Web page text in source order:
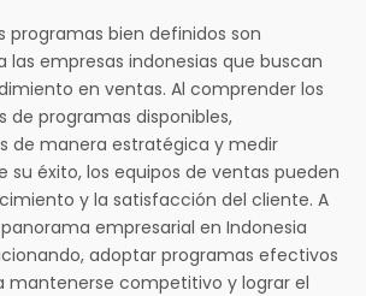
programas bien definidos son
las empresas indonesias que buscan
en ventas. Al comprender los
de programas disponibles,
de manera estratégica y medir
éxito, los equipos de ventas pueden
y la satisfacción del cliente. A
empresarial en Indonesia
adoptar programas efectivos
mantenerse competitivo y lograr el